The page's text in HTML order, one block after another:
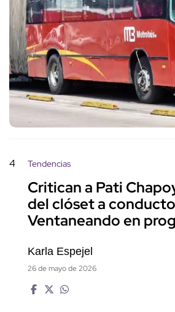
4 Tendencias
Critican a Pati
del clóset a
Ventaneando en
Karla Espejel
26 de mayo de 2026